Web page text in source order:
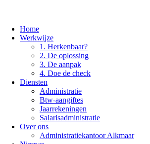
Home
Werkwijze
1. Herkenbaar?
2. De oplossing
3. De aanpak
4. Doe de check
Diensten
Administratie
Btw-aangiftes
Jaarrekeningen
Salarisadministratie
Over ons
Administratiekantoor Alkmaar